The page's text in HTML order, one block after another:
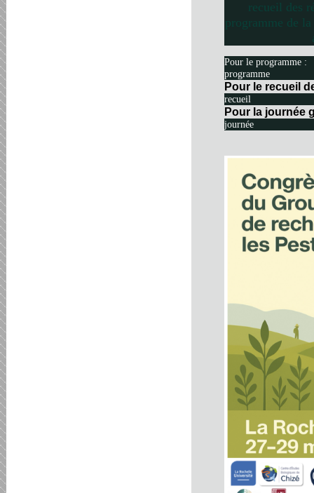
recueil des
programme de
Pour le programme :
programme
Pour le recueil
recueil
Pour la journée
journée